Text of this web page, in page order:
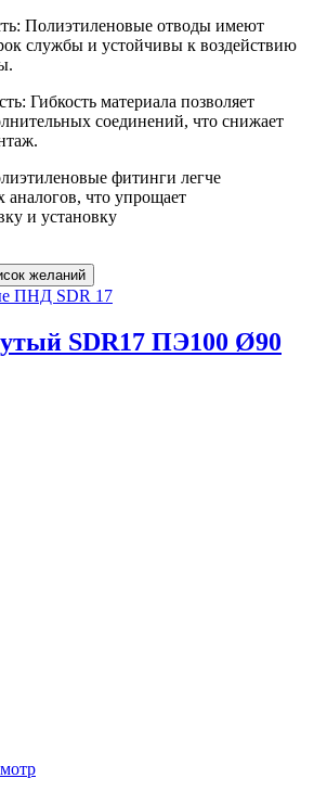
Полиэтиленовые отводы имеют
службы и устойчивы к воздействию
Гибкость материала позволяет
соединений, что снижает
фитинги легче
аналогов, что упрощает
и установку
желаний
ПНД SDR 17
SDR17 ПЭ100 Ø90